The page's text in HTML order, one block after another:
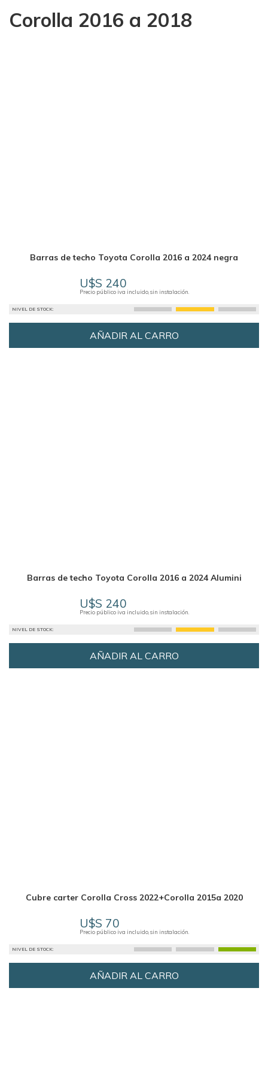
Corolla 2016 a 2018
Barras de techo Toyota Corolla 2016 a 2024 negra
U$S 240
Precio público iva incluido, sin instalación.
NIVEL DE STOCK:
AÑADIR AL CARRO
Barras de techo Toyota Corolla 2016 a 2024 Alumini
U$S 240
Precio público iva incluido, sin instalación.
NIVEL DE STOCK:
AÑADIR AL CARRO
Cubre carter Corolla Cross 2022+Corolla 2015a 2020
U$S 70
Precio público iva incluido, sin instalación.
NIVEL DE STOCK:
AÑADIR AL CARRO